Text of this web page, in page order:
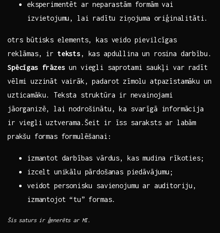
eksperimentēt ar neparastām formām vai⁤
izvietojumu, ‍lai radītu‍ ziņojuma⁢ oriģinalitāti.
otrs ⁣būtisks elements, kas veido pievilcīgas
reklāmas, ir teksts , kas‌ apdullina‍ un rosina darbību.
Spēcīgas frāzes un viegli saprotami ⁣saukļi ‍var radīt
vēlmi uzzināt vairāk, padarot zīmolu atpazīstamāku un
uzticamāku.‍ Teksta struktūra⁤ ir⁣ nevainojami
jāorganizē, lai nodrošinātu, ka svarīgā informācija
ir viegli uztverama.Šeit ir īss saraksts ar ‍labām ​
prakšu⁤ formas formulēšanai:
izmantot darbības vārdus, kas mudina​ rīkoties;
izcelt unikālu‌ pārdošanas⁢ piedāvājumu;
veidot personisku savienojumu ar auditoriju,
izmantojot “tu” formas.
Šis‌ saturs ir ⁣ģenerēts ⁢ar MI.